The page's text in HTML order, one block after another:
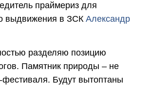
праймериз для
выдвижения в ЗСК Александр
разделяю позицию
Памятник природы – не
фестиваля. Будут вытоптаны